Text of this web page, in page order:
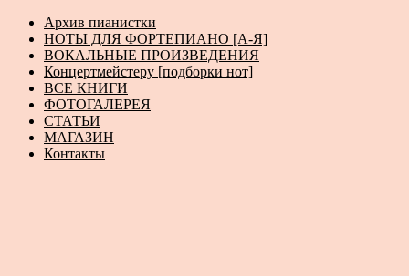
Архив пианистки
НОТЫ ДЛЯ ФОРТЕПИАНО [А-Я]
ВОКАЛЬНЫЕ ПРОИЗВЕДЕНИЯ
Концертмейстеру [подборки нот]
ВСЕ КНИГИ
ФОТОГАЛЕРЕЯ
СТАТЬИ
МАГАЗИН
Контакты